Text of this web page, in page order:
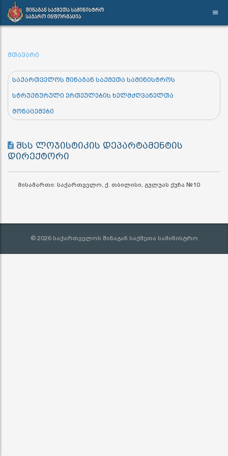
მთავარი
საქართველოს შინაგან საქმეთა სამინისტროს
სტრუქტურული ერთეულების ხელმძღვანელთა
მონაცემები
შსს ლოჯისტიკის დეპარტამენტის
დირექტორი
მისამართი: საქართველო, ქ. თბილისი, გულუას ქუჩა №10
© 2026 საქართველოს შინაგან საქმეთა სამინისტრო